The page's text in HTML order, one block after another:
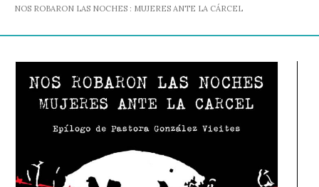
NOS ROBARON LAS NOCHES : MUJERES ANTE LA CÁRCEL